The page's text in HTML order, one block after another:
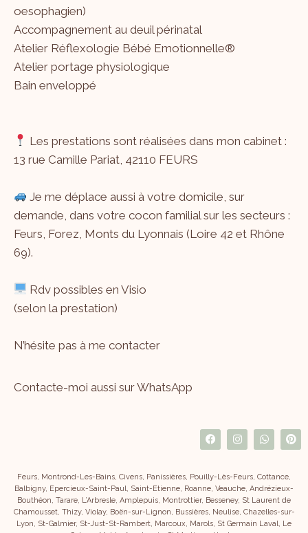
oesophagien)
Accompagnement au deuil périnatal
Atelier Réflexologie Bébé Emotionnelle®
Atelier portage physiologique
Bain enveloppé
Les prestations sont réalisées dans mon cabinet :
13 rue Camille Pariat, 42110 FEURS
Je me déplace aussi à votre domicile, sur
demande, dans votre cocon familial sur les secteurs :
Feurs, Forez, Monts du Lyonnais (Loire 42 et Rhône
69).
Rdv possibles en Visio
(selon la prestation)
N’hésite pas à me contacter
Contacte-moi aussi sur WhatsApp
Feurs, Montrond-Les-Bains, Civens, Panissières, Pouilly-Lès-Feurs, Cottance,
Balbigny, Epercieux-Saint-Paul, Saint-Etienne, Roanne, Veauche, Andrézieux-
Bouthéon, Tarare, L’Arbresle, Amplepuis, Montrottier, Besseney, St Laurent de
Chamousset, Thizy, Violay, Boën-sur-Lignon, Bussières, Neulise, Chazelles-sur-
Lyon, St-Galmier, St-Just-St-Rambert, Marcoux, Marols, St Germain Laval, Le